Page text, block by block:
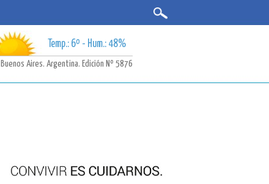
Temp.: 6º - Hum.: 48%
Aires. Argentina. Edición Nº 5876